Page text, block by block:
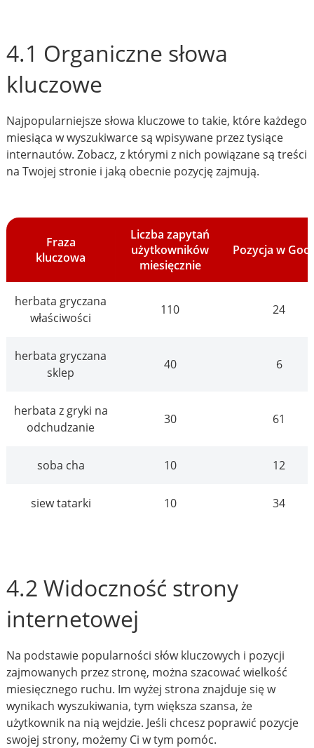
4.1 Organiczne słowa
kluczowe
Najpopularniejsze słowa kluczowe to takie, które każdego
miesiąca w wyszukiwarce są wpisywane przez tysiące
internautów. Zobacz, z którymi z nich powiązane są treści
na Twojej stronie i jaką obecnie pozycję zajmują.
Fraza
kluczowa
Liczba zapytań
użytkowników
miesięcznie
Pozycja w
herbata gryczana
właściwości
110 24
herbata gryczana
sklep
40 6
herbata z gryki na
odchudzanie
30 61
soba cha 10 12
siew tatarki 10 34
4.2 Widoczność strony
internetowej
Na podstawie popularności słów kluczowych i pozycji
zajmowanych przez stronę, można szacować wielkość
miesięcznego ruchu. Im wyżej strona znajduje się w
wynikach wyszukiwania, tym większa szansa, że
użytkownik na nią wejdzie. Jeśli chcesz poprawić pozycje
swojej strony, możemy Ci w tym pomóc.